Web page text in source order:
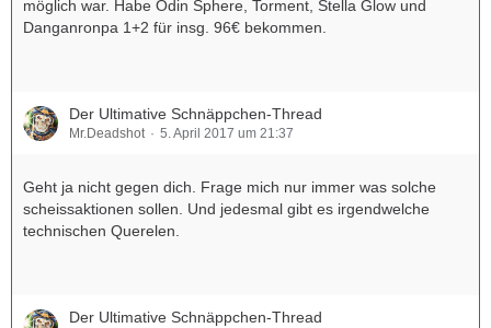
möglich war. Habe Odin Sphere, Torment, Stella Glow und
Danganronpa 1+2 für insg. 96€ bekommen.
Der Ultimative Schnäppchen-Thread
Mr.Deadshot 5. April 2017 um 21:37
Geht ja nicht gegen dich. Frage mich nur immer was solche
scheissaktionen sollen. Und jedesmal gibt es irgendwelche
technischen Querelen.
Der Ultimative Schnäppchen-Thread